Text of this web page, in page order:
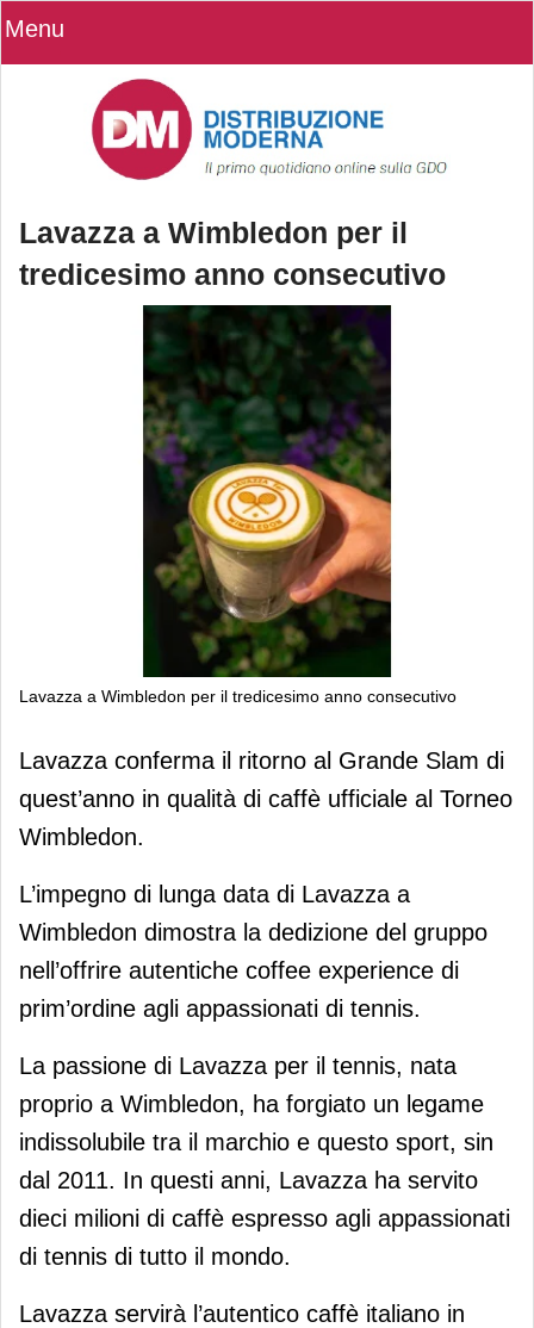
Menu
Lavazza a Wimbledon per il
tredicesimo anno consecutivo
Lavazza a Wimbledon per il tredicesimo anno consecutivo
Lavazza a Wimbledon per il
tredicesimo anno consecutivo
Lavazza conferma il ritorno al Grande Slam di
quest’anno in qualità di caffè ufficiale al Torneo
Wimbledon.
L’impegno di lunga data di Lavazza a
Wimbledon dimostra la dedizione del gruppo
nell’offrire autentiche coffee experience di
prim’ordine agli appassionati di tennis.
La passione di Lavazza per il tennis, nata
proprio a Wimbledon, ha forgiato un legame
indissolubile tra il marchio e questo sport, sin
dal 2011. In questi anni, Lavazza ha servito
dieci milioni di caffè espresso agli appassionati
di tennis di tutto il mondo.
Lavazza servirà l’autentico caffè italiano in